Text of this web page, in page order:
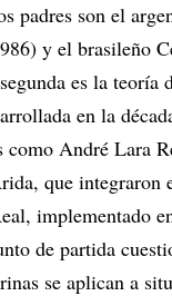
padres son el
y el brasileño
es la teoría
en la
como André Lara
que integraron
implementado
de partida
se aplican a